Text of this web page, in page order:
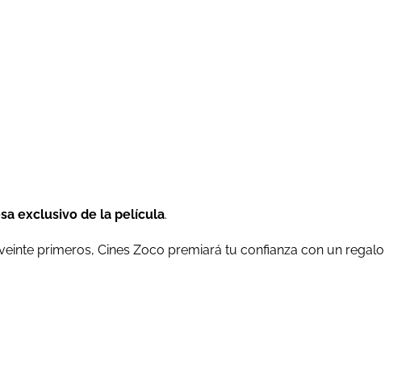
exclusivo de la película.
primeros, Cines Zoco premiará tu confianza con un regalo